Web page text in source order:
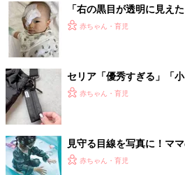
「右の黒目が透明に見え
芽細胞腫】
赤ちゃん・育児
セリア「優秀すぎる」「
赤ちゃん・育児
見守る目線を写真に！マ
赤ちゃん・育児